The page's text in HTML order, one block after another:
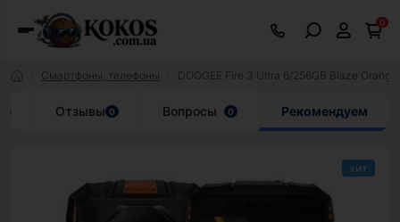
0
Смартфоны, телефоны DOOGEE Fire 3 Ultra 6/256GB Blaze Orange
Отзывы 0 Вопросы 0 Рекомендуем
хит